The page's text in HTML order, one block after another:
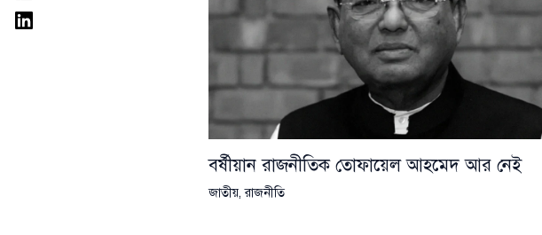
বর্ষীয়ান রাজনীতিক তোফায়েল আহমেদ আর নেই
জাতীয়,রাজনীতি